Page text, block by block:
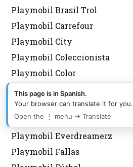
Playmobil Brasil Trol
Playmobil Carrefour
Playmobil City
Playmobil Coleccionista
Playmobil Color
Playmobil Country
Playmobil Dioses
Playmobil Edicion Limitada
Playmobil Everdreamerz
Playmobil Fallas
This page is in Spanish.
Your browser can translate it for you.
Open the ⋮ menu → Translate